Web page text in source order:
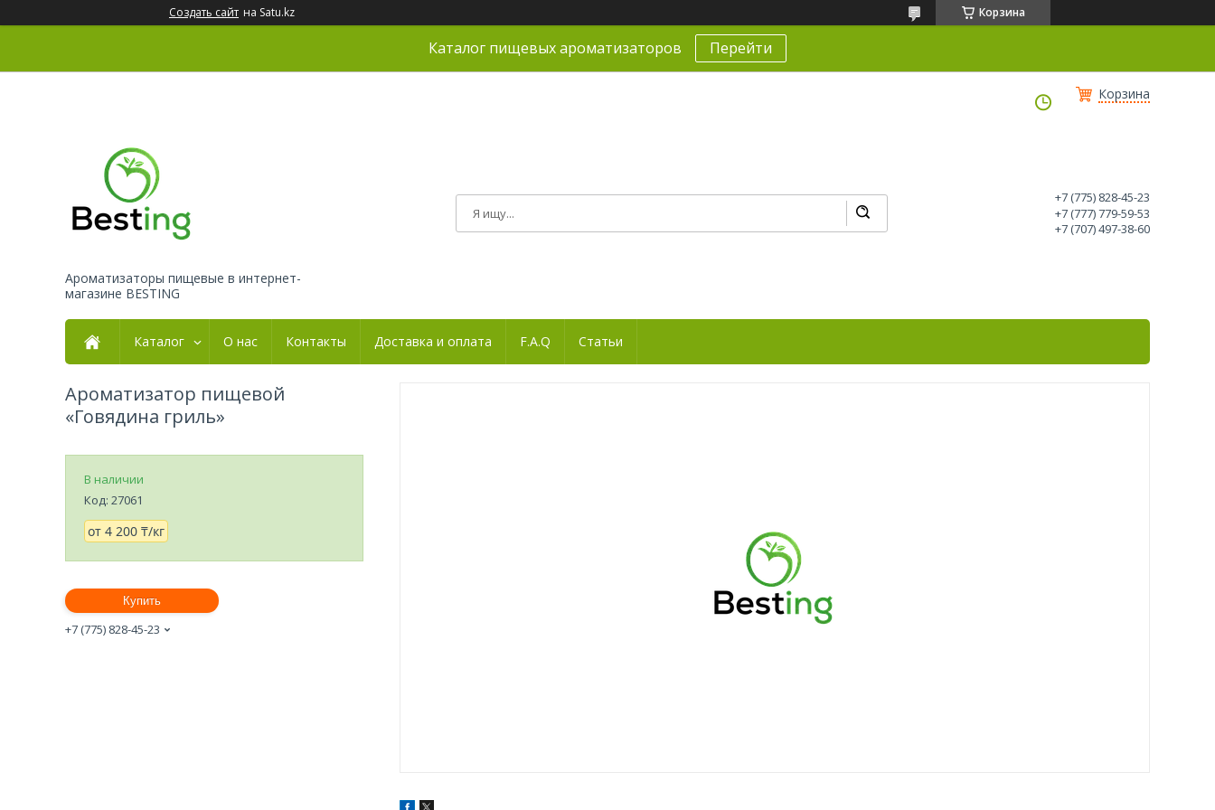
Создать сайт на Satu.kz Корзина
Каталог пищевых ароматизаторов Перейти
Корзина
Ароматизаторы пищевые в интернет-
магазине BESTING
+7 (775) 828-45-23
+7 (777) 779-59-53
+7 (707) 497-38-60
Каталог О нас Контакты Доставка и оплата F.A.Q Статьи
Ароматизатор пищевой
«Говядина гриль»
В наличии
Код: 27061
от 4 200 ₸/кг
Купить
+7 (775) 828-45-23